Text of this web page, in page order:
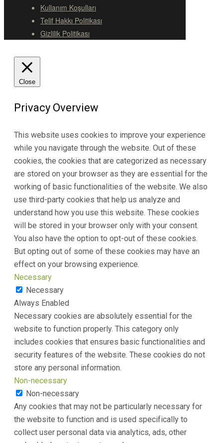
Kullanım Koşulları
Telif Hakkı Politikası
Gizlilik Politikası
Close
Privacy Overview
This website uses cookies to improve your experience
while you navigate through the website. Out of these
cookies, the cookies that are categorized as necessary
are stored on your browser as they are essential for the
working of basic functionalities of the website. We also
use third-party cookies that help us analyze and
understand how you use this website. These cookies
will be stored in your browser only with your consent.
You also have the option to opt-out of these cookies.
But opting out of some of these cookies may have an
effect on your browsing experience.
Necessary
Necessary
Always Enabled
Necessary cookies are absolutely essential for the
website to function properly. This category only
includes cookies that ensures basic functionalities and
security features of the website. These cookies do not
store any personal information.
Non-necessary
Non-necessary
Any cookies that may not be particularly necessary for
the website to function and is used specifically to
collect user personal data via analytics, ads, other